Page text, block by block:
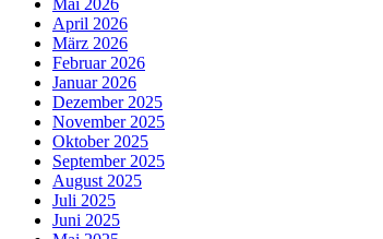
April 2026
März 2026
Februar 2026
Januar 2026
Dezember 2025
November 2025
Oktober 2025
September 2025
August 2025
Juli 2025
Juni 2025